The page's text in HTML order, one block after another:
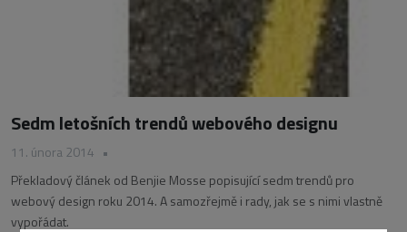
Sedm letošních trendů webového designu
11. února 2014 •
Překladový článek od Benjie Mosse popisující sedm trendů pro
webový design roku 2014. A samozřejmě i rady, jak se s nimi vlastně
vypořádat.